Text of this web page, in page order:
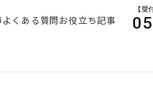
よくある質問お役立ち記事
【